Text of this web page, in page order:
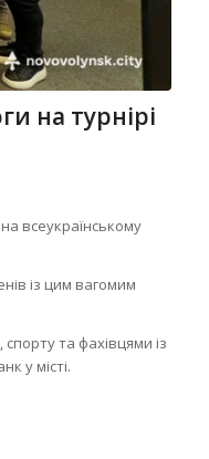
на турнірі
всеукраїнському
із цим вагомим
та фахівцями із
у місті.